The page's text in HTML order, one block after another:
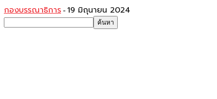
กองบรรณาธิการ - 19 มิถุนายน 2024